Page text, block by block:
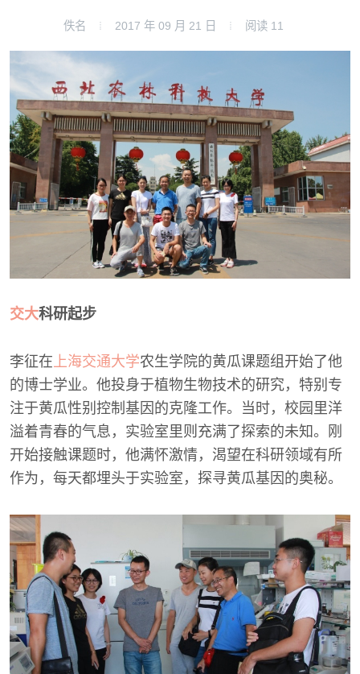
佚名 2017 年 09 月 21 日 阅读 11
交大科研起步
李征在 上海交通大学农生学院的黄瓜课题组开始了他
的博士学业。他投身于植物生物技术的研究，特别专
注于黄瓜性别控制基因的克隆工作。当时，校园里洋
溢着青春的气息，实验室里则充满了探索的未知。刚
开始接触课题时，他满怀激情，渴望在科研领域有所
作为，每天都埋头于实验室，探寻黄瓜基因的奥秘。